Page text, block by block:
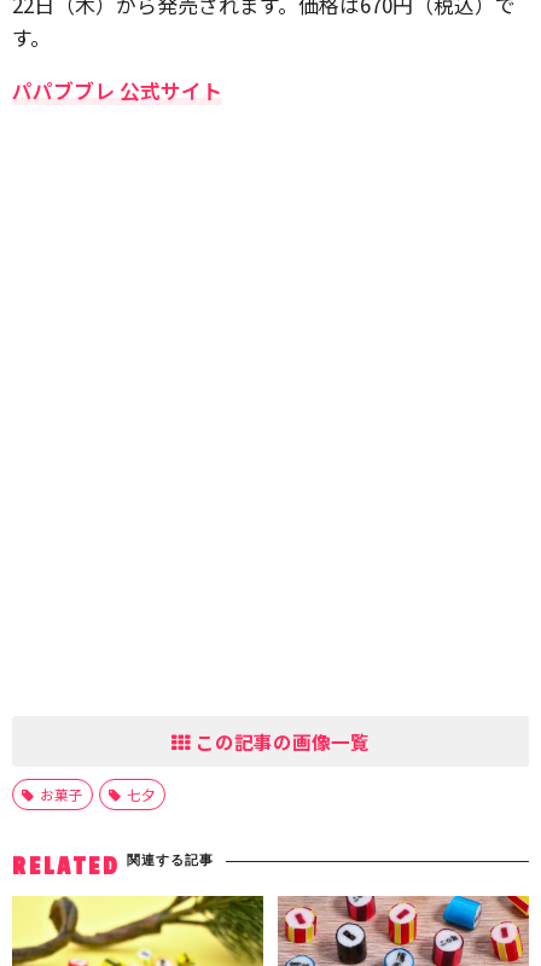
す。
パパブブレ 公式サイト
この記事の画像一覧
お菓子 七夕
RELATED 関連する記事